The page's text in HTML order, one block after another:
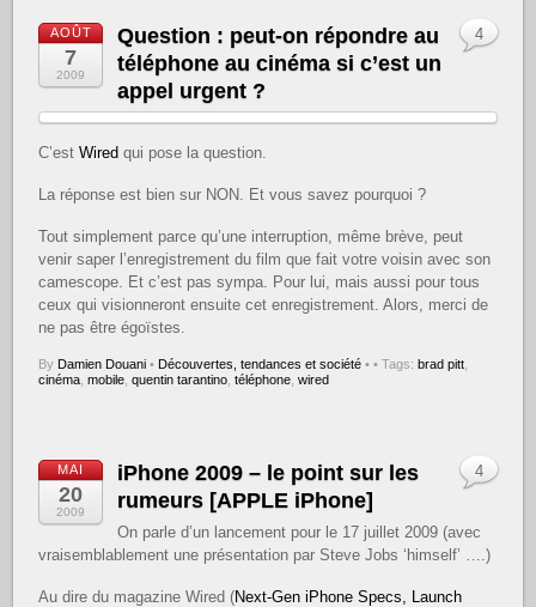
AOÛT
7
2009
Question : peut-on répondre au
téléphone au cinéma si c’est un
appel urgent ?
C’estWired qui pose la question.
La réponse est bien sur NON. Et vous savez pourquoi ?
Tout simplement parce qu’une interruption, même brève, peut
venir saper l’enregistrement du film que fait votre voisin avec son
camescope. Et c’est pas sympa. Pour lui, mais aussi pour tous
ceux qui visionneront ensuite cet enregistrement. Alors, merci de
ne pas être égoïstes.
By Damien Douani • Découvertes, tendances et société •
4
• Tags:brad pitt
cinéma ,mobile ,quentin tarantino ,téléphone ,wired
MAI
20
2009
iPhone 2009 – le point sur les
rumeurs [APPLE iPhone]
On parle d’un lancement pour le 17 juillet 2009 (avec
vraisemblablement une présentation par Steve Jobs ‘himself’ ….)
Au dire du magazine Wired (Next-Gen iPhone Specs, Launch
4